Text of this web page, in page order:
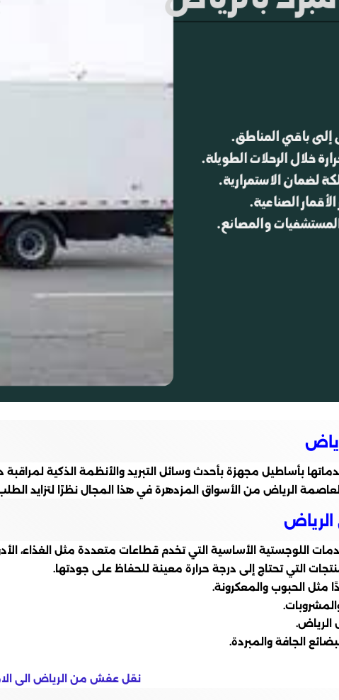
بأساطيل مجهزة بأحدث وسائل التبريد والأنظمة الذكية لمراقبة
الرياض من الأسواق المزدهرة في هذا المجال نظرًا لتزايد
اللوجستية الأساسية التي تخدم قطاعات متعددة مثل الغذاء،
التي تحتاج إلى درجة حرارة معينة للحفاظ على جودتها.
مثل الحبوب والمعكرونة.
الرياض.
الجافة والمبردة.
نقل عفش من الرياض الى